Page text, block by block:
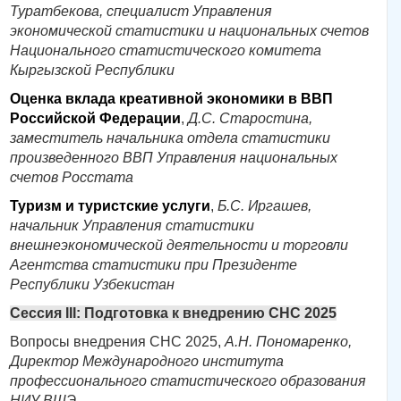
Туратбекова, специалист Управления
экономической статистики и национальных счетов
Национального статистического комитета
Кыргызской Республики
Оценка вклада креативной экономики в ВВП
Российской Федерации, Д.С. Старостина,
заместитель начальника отдела статистики
произведенного ВВП Управления национальных
счетов Росстата
Туризм и туристские услуги, Б.С. Иргашев,
начальник Управления статистики
внешнеэкономической деятельности и торговли
Агентства статистики при Президенте
Республики Узбекистан
Сессия III: Подготовка к внедрению СНС 2025
Вопросы внедрения СНС 2025, А.Н. Пономаренко,
Директор Международного института
профессионального статистического образования